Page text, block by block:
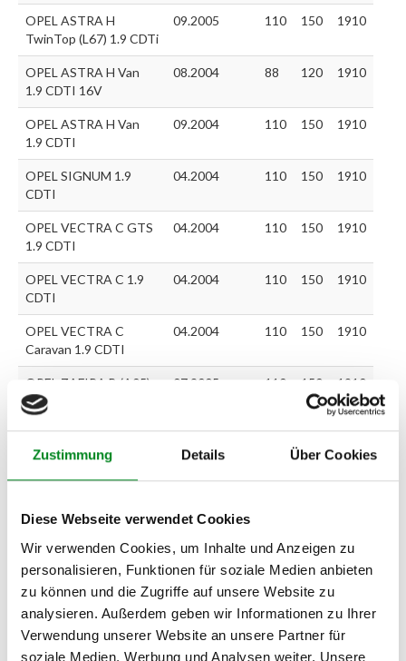
Zustimmung Details Über Cookies
Diese Webseite verwendet Cookies
Wir verwenden Cookies, um Inhalte und Anzeigen zu
personalisieren, Funktionen für soziale Medien anbieten
zu können und die Zugriffe auf unsere Website zu
analysieren. Außerdem geben wir Informationen zu Ihrer
Verwendung unserer Website an unsere Partner für
soziale Medien, Werbung und Analysen weiter. Unsere
OPEL ASTRA H
TwinTop (L67) 1.9 CDTi
09.2005 110 150 1910
OPEL ASTRA H Van
1.9 CDTI 16V
08.2004 88 120 1910
OPEL ASTRA H Van
1.9 CDTI
09.2004 110 150 1910
OPEL SIGNUM 1.9
CDTI
04.2004 110 150 1910
OPEL VECTRA C GTS
1.9 CDTI
04.2004 110 150 1910
OPEL VECTRA C 1.9
CDTI
04.2004 110 150 1910
OPEL VECTRA C
Caravan 1.9 CDTI
04.2004 110 150 1910
OPEL ZAFIRA B (A05)
1.9 CDTI
07.2005 110 150 1910
SAAB 9-3 (YS3F) 1.9
TiD
09.2004 110 150 1910
SAAB 9-3 Cabriolet
01.2006 110 150 1910
TiD
Zur exakten Fahrzeug-Identifizierung können Sie auch unseren
Support kontaktieren (Chat, Telefon oder E-Mail).
Wir benötigen folgende Fahrzeugdaten:Schlüsselnummerzu 2